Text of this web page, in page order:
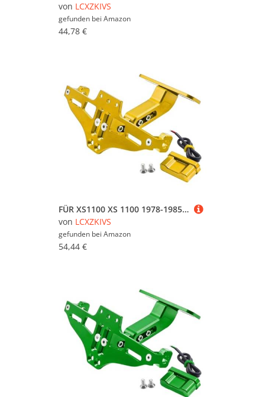
von LCXZKIVS
gefunden bei Amazon
44,78 €
FÜR XS1100 XS 1100 1978-1985 1984 1983 ALLE JAHRE Einstellbar Mit Licht Motorrad Lizenz Nummer Platte Halter Halterung(Gold)
von LCXZKIVS
gefunden bei Amazon
54,44 €